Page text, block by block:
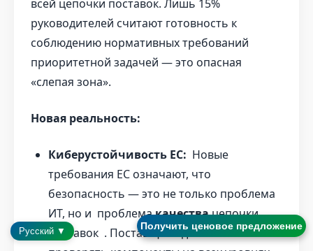
всей цепочки поставок. Лишь 15%
руководителей считают готовность к
соблюдению нормативных требований
приоритетной задачей — это опасная
«слепая зона».
Новая реальность:
Киберустойчивость ЕС: Новые
требования ЕС означают, что
безопасность — это не только проблема
ИТ, но и проблемакачествацепочки
поставок . Поставщики должны
Получить ценовое предложение
Русский ▼